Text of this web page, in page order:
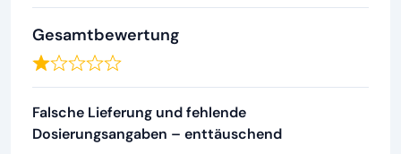
Gesamtbewertung
Falsche Lieferung und fehlende
Dosierungsangaben – enttäuschend